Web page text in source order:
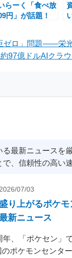
らーく「食べ放
円」が話題！
ック
ゼロ」問題——栄
97億ドルAIクラ
最新ニュースを
、信頼性の高い
2026/07/03
り上がるポケ
新ニュース
年、「ポケセン」
ポケモンセンタ